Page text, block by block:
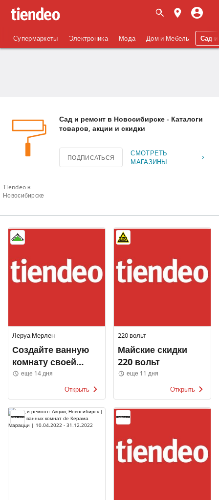
Супермаркеты Электроника Мода Дом и Мебель Сад
Tiendeo в
Новосибирске
Сад и ремонт в Новосибирске - Каталоги
товаров, акции и скидки
ПОДПИСАТЬСЯ
СМОТРЕТЬ
МАГАЗИНЫ
Леруа Мерлен
Создайте ванную
комнату своей
мечты
еще 14 дня
Открыть
220 вольт
Майские скидки
220 вольт
еще 11 дня
Открыть